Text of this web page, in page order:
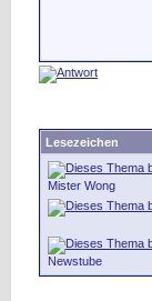
Lesezeichen
Mister Wong
Newstube